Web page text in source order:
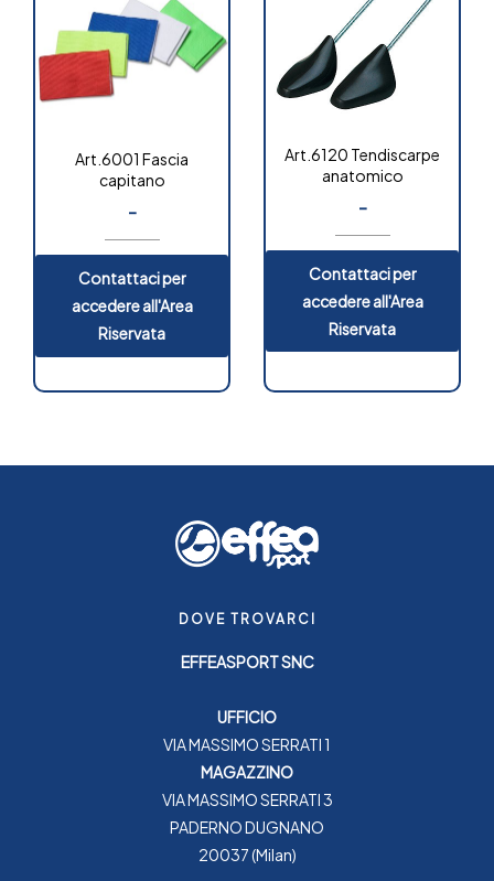
Art.6001 Fascia
capitano
-
Contattaci per
accedere all'Area
Riservata
Art.6120 Tendiscarpe
anatomico
-
Contattaci per
accedere all'Area
Riservata
DOVE TROVARCI
EFFEASPORT SNC
UFFICIO
VIA MASSIMO SERRATI 1
MAGAZZINO
VIA MASSIMO SERRATI 3
PADERNO DUGNANO
20037 (Milan)